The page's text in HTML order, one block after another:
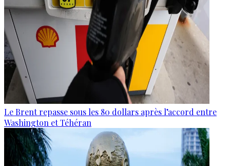
Le Brent repasse sous les 80 dollars après l’accord entre
Washington et Téhéran